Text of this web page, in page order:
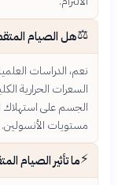
⚖️هل الصيام
نعم، الدراسات
السعرات الحرارية
الجسم على استهلاك
مستويات الأنسولين.
⚡ما تأثير الصيام